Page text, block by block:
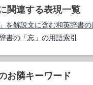
関連する表現一覧
」を解説文に含む和英辞書
書の「忘」の用語索引
お隣キーワード